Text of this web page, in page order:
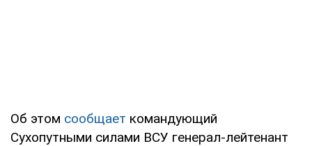
Об этом сообщает командующий
Сухопутными силами ВСУ генерал-лейтенант